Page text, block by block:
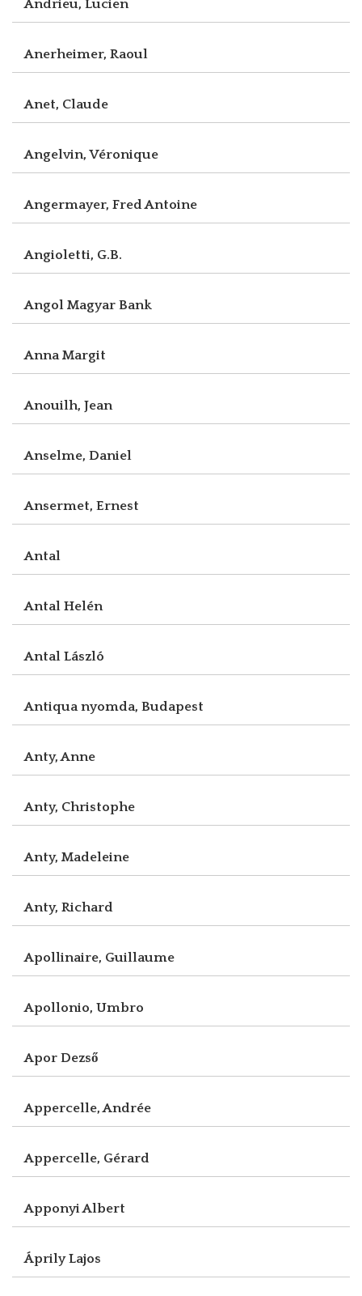
Andrieu, Lucien
Anerheimer, Raoul
Anet, Claude
Angelvin, Véronique
Angermayer, Fred Antoine
Angioletti, G.B.
Angol Magyar Bank
Anna Margit
Anouilh, Jean
Anselme, Daniel
Ansermet, Ernest
Antal
Antal Helén
Antal László
Antiqua nyomda, Budapest
Anty, Anne
Anty, Christophe
Anty, Madeleine
Anty, Richard
Apollinaire, Guillaume
Apollonio, Umbro
Apor Dezső
Appercelle, Andrée
Appercelle, Gérard
Apponyi Albert
Áprily Lajos